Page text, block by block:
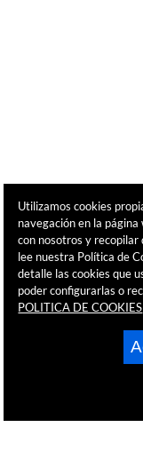
Utilizamos cookies
navegación en la
con nosotros y recopilar
lee nuestra Política de
detalle las cookies que
poder configurarlas o
POLITICA DE COOKIES